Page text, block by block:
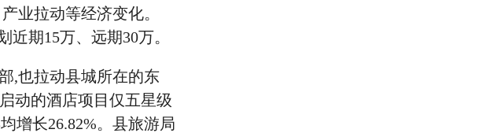
业拉动等经济变化。
近期15万、远期30万。
,也拉动县城所在的东
动的酒店项目仅五星级
增长26.82%。县旅游局